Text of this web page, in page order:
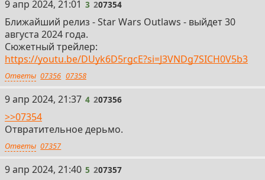
3
9 апр 2024, 21:01 3 207354
Ближайший релиз - Star Wars Outlaws - выйдет 30
августа 2024 года.
Сюжетный трейлер:
https://youtu.be/DUyk6D5rgcE?si=J3VNDg7SICH0V5b3
Ответы 07356 07358
4
9 апр 2024, 21:37 4 207356
>>07354
Отвратительное дерьмо.
Ответы 07357
5
9 апр 2024, 21:40 5 207357